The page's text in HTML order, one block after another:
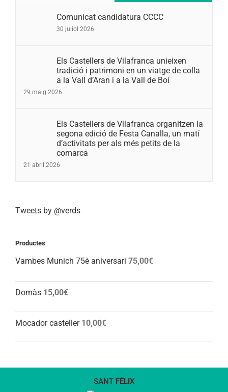
Comunicat candidatura CCCC
30 juliol 2026
Els Castellers de Vilafranca unieixen
tradició i patrimoni en un viatge de colla
a la Vall d’Aran i a la Vall de Boí
29 maig 2026
Els Castellers de Vilafranca organitzen la
segona edició de Festa Canalla, un matí
d’activitats per als més petits de la
comarca
21 abril 2026
Tweets by @verds
Productes
Vambes Munich 75è aniversari 75,00€
Domàs 15,00€
Mocador casteller 10,00€
SANT FÈLIX